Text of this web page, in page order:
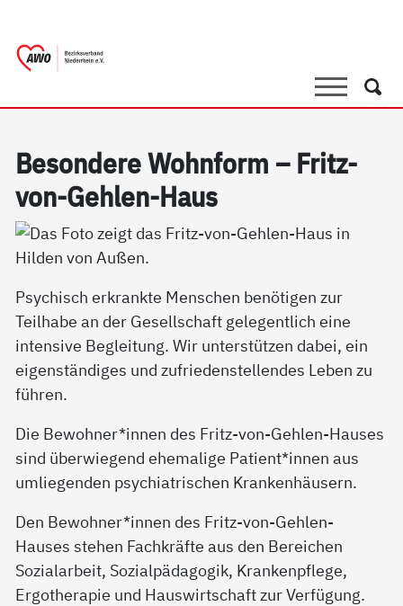
SucheSuche
Be­son­de­re Wohn­form – Fritz-
von-Geh­len-Haus
Psychisch erkrankte Menschen benötigen zur
Teilhabe an der Gesellschaft gelegentlich eine
intensive Begleitung. Wir unterstützen dabei, ein
eigenständiges und zufriedenstellendes Leben zu
führen.
Die Bewohner*innen des Fritz-von-Gehlen-Hauses
sind überwiegend ehemalige Patient*innen aus
umliegenden psychiatrischen Krankenhäusern.
Den Bewohner*innen des Fritz-von-Gehlen-
Hauses stehen Fachkräfte aus den Bereichen
Sozialarbeit, Sozialpädagogik, Krankenpflege,
Ergotherapie und Hauswirtschaft zur Verfügung.